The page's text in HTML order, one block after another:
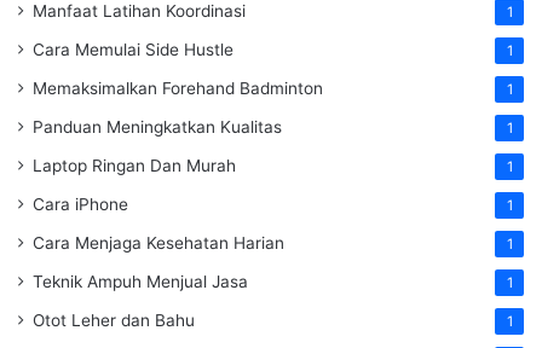
Manfaat Latihan Koordinasi 1
Cara Memulai Side Hustle 1
Memaksimalkan Forehand Badminton 1
Panduan Meningkatkan Kualitas 1
Laptop Ringan Dan Murah 1
Cara iPhone 1
Cara Menjaga Kesehatan Harian 1
Teknik Ampuh Menjual Jasa 1
Otot Leher dan Bahu 1